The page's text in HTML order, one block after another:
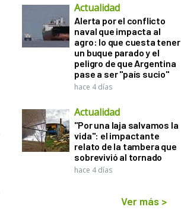
Actualidad
Alerta por el conflicto
naval que impacta al
agro: lo que cuesta tener
un buque parado y el
peligro de que Argentina
pase a ser "país sucio"
hace 4 días
Actualidad
"Por una laja salvamos la
vida": el impactante
relato de la tambera que
sobrevivió al tornado
hace 4 días
Ver más >